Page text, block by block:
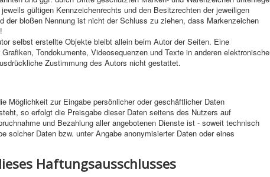
gültigen Kennzeichenrechts und den Besitzrechten der jeweiligen
der bloßen Nennung ist nicht der Schluss zu ziehen, dass Markenzeichen
selbst erstellte Objekte bleibt allein beim Autor der Seiten. Eine
Tondokumente, Videosequenzen und Texte in anderen
Zustimmung des Autors nicht gestattet.
Möglichkeit zur Eingabe persönlicher oder geschäftlicher Daten
so erfolgt die Preisgabe dieser Daten seitens des Nutzers auf
und Bezahlung aller angebotenen Dienste ist - soweit technisch
solcher Daten bzw. unter Angabe anonymisierter Daten oder eines
Haftungsausschlusses